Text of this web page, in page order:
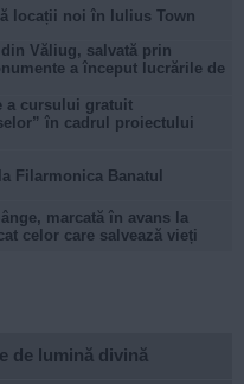
locații noi în Iulius Town
Văliug, salvată prin
a început lucrările de
a cursului gratuit
în cadrul proiectului
Filarmonica Banatul
marcată în avans la
celor care salvează vieți
de lumină divină